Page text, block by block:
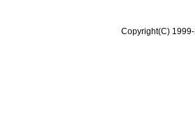
Copyright(C)